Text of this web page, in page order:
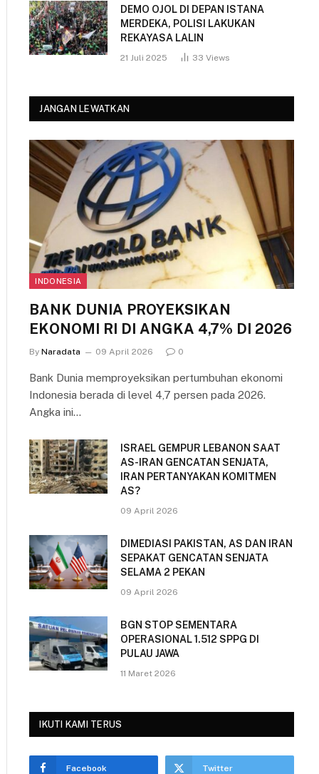
DEMO OJOL DI DEPAN ISTANA
MERDEKA, POLISI LAKUKAN
REKAYASA LALIN
21 Juli 2025 33Views
JANGAN LEWATKAN
INDONESIA
BANK DUNIA PROYEKSIKAN
EKONOMI RI DI ANGKA 4,7% DI 2026
By Naradata 09 April 2026 0
Bank Dunia memproyeksikan pertumbuhan ekonomi
Indonesia berada di level 4,7 persen pada 2026.
Angka ini…
ISRAEL GEMPUR LEBANON SAAT
AS-IRAN GENCATAN SENJATA,
IRAN PERTANYAKAN KOMITMEN
AS?
09 April 2026
DIMEDIASI PAKISTAN, AS DAN IRAN
SEPAKAT GENCATAN SENJATA
SELAMA 2 PEKAN
09 April 2026
BGN STOP SEMENTARA
OPERASIONAL 1.512 SPPG DI
PULAU JAWA
11 Maret 2026
IKUTI KAMI TERUS
Facebook Twitter